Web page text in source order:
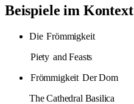
Beispiele im Kontext
Die Frömmigkeit
Piety and Feasts
Frömmigkeit Der Dom
The Cathedral Basilica